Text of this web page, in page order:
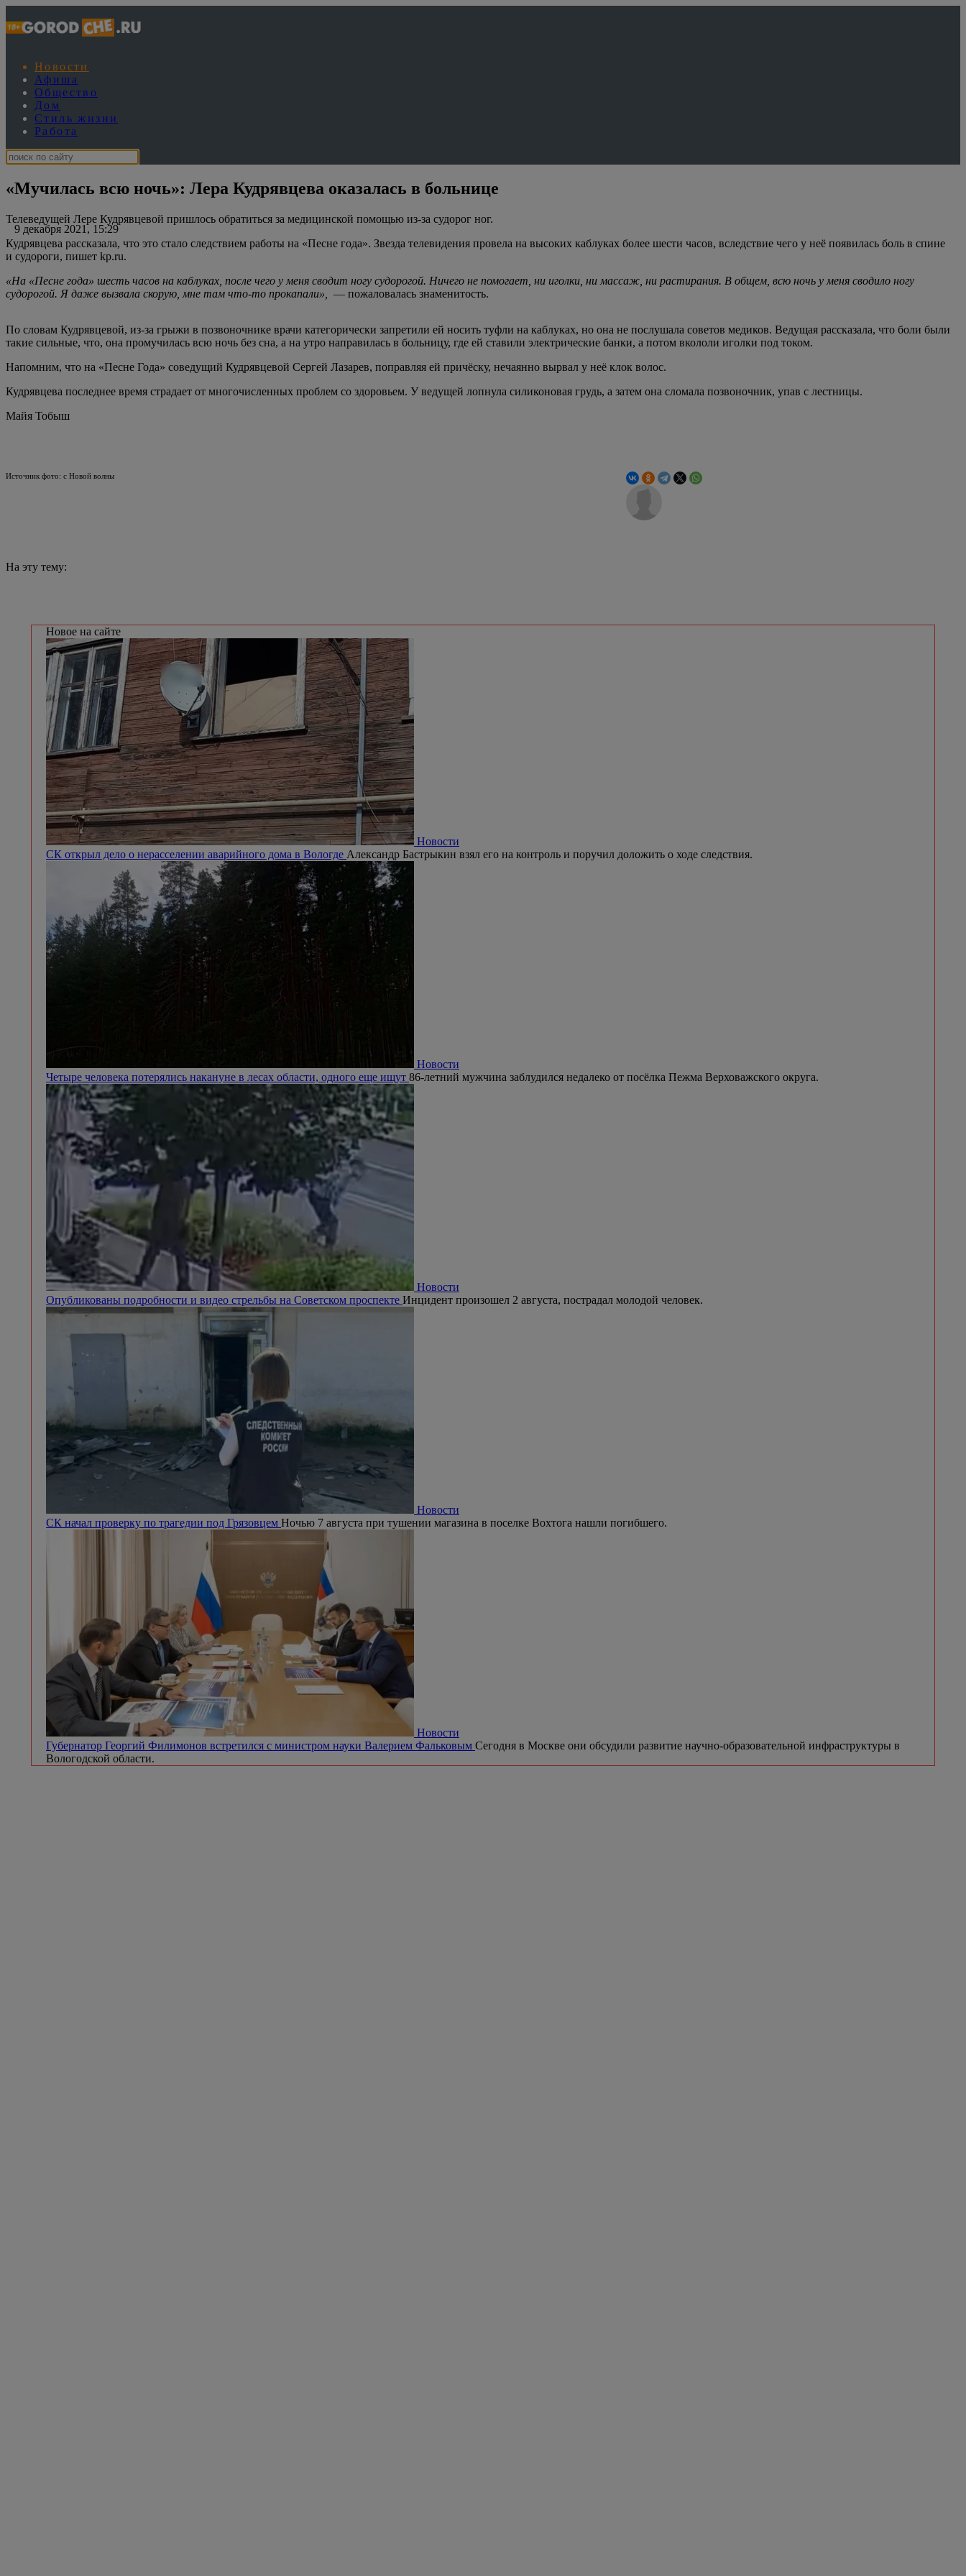
Новости
Афиша
Общество
Дом
Стиль жизни
Работа
«Мучилась всю ночь»: Лера Кудрявцева оказалась в больнице
9 декабря 2021, 15:29
Телеведущей Лере Кудрявцевой пришлось обратиться за медицинской помощью из-за судорог ног.
Кудрявцева рассказала, что это стало следствием работы на «Песне года». Звезда телевидения провела на высоких каблуках более шести часов, вследствие чего у неё появилась боль в спине
и судороги, пишет kp.ru.
«На «Песне года» шесть часов на каблуках, после чего у меня сводит ногу судорогой. Ничего не помогает, ни иголки, ни массаж, ни растирания. В общем, всю ночь у меня сводило ногу
судорогой. Я даже вызвала скорую, мне там что-то прокапали»,
— пожаловалась знаменитость.
По словам Кудрявцевой, из-за грыжи в позвоночнике врачи категорически запретили ей носить туфли на каблуках, но она не послушала советов медиков. Ведущая рассказала, что боли были
такие сильные, что, она промучилась всю ночь без сна, а на утро направилась в больницу, где ей ставили электрические банки, а потом вкололи иголки под током.
Напомним, что на «Песне Года» соведущий Кудрявцевой Сергей Лазарев, поправляя ей причёску, нечаянно вырвал у неё клок волос.
Кудрявцева последнее время страдает от многочисленных проблем со здоровьем. У ведущей лопнула силиконовая грудь, а затем она сломала позвоночник, упав с лестницы.
Майя Тобыш
Источник фото: с Новой волны
На эту тему:
Новое на сайте
Новости
СК открыл дело о нерасселении аварийного дома в Вологде Александр Бастрыкин взял его на контроль и поручил доложить о ходе следствия.
Новости
Четыре человека потерялись накануне в лесах области, одного еще ищут 86-летний мужчина заблудился недалеко от посёлка Пежма Верховажского округа.
Новости
Опубликованы подробности и видео стрельбы на Советском проспекте Инцидент произошел 2 августа, пострадал молодой человек.
Новости
СК начал проверку по трагедии под Грязовцем Ночью 7 августа при тушении магазина в поселке Вохтога нашли погибшего.
Новости
Губернатор Георгий Филимонов встретился с министром науки Валерием Фальковым Сегодня в Москве они обсудили развитие научно-образовательной инфраструктуры в
Вологодской области.